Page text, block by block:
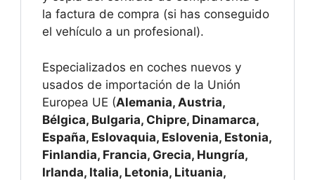
la factura de compra (si has conseguido
el vehículo a un profesional).
Especializados en coches nuevos y
usados de importación de la Unión
Europea UE (Alemania, Austria,
Bélgica, Bulgaria, Chipre, Dinamarca,
España, Eslovaquia, Eslovenia, Estonia,
Finlandia, Francia, Grecia, Hungría,
Irlanda, Italia, Letonia, Lituania,